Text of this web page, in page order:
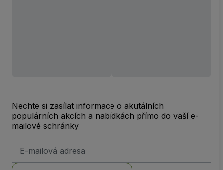
Nechte si zasílat informace o akutálních
populárních akcích a nabídkách přímo do vaší e-
mailové schránky
adresa